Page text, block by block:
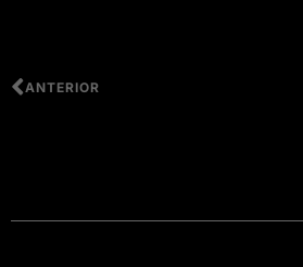
ANTERIOR